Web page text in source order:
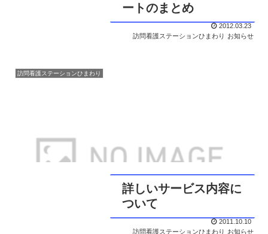
ートのまとめ
2012.03.23
訪問看護ステーションひまわり お知らせ
訪問看護ステーションひまわり
詳しいサービス内容に
ついて
2011.10.10
訪問看護ステーションひまわり お知らせ